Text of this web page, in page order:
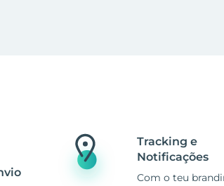
Tracking e
Notificações
Com o teu